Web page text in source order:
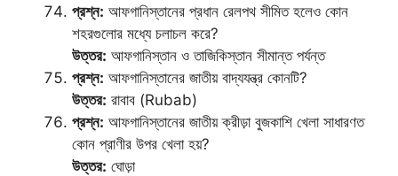
প্রশ্ন: আফগানিস্তানের প্রধান রেলপথ সীমিত হলেও কোন
শহরগুলোর মধ্যে চলাচল করে?
উত্তর: আফগানিস্তান ও তাজিকিস্তান সীমান্ত পর্যন্ত
প্রশ্ন: আফগানিস্তানের জাতীয় বাদ্যযন্ত্র কোনটি?
উত্তর: রাবাব (Rubab)
প্রশ্ন: আফগানিস্তানের জাতীয় ক্রীড়া বুজকাশি খেলা সাধারণত
কোন প্রাণীর উপর খেলা হয়?
উত্তর: ঘোড়া